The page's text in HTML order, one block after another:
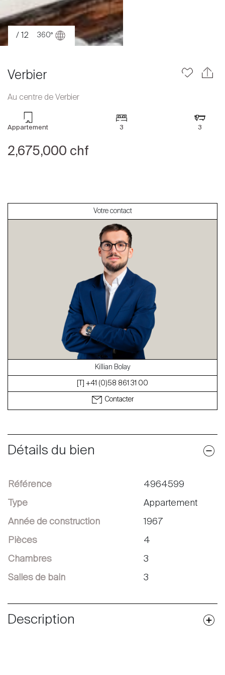
Louer
À propos
Nos experts
Contacter
Le blog
en fr
/ 12 360°
Verbier
Au centre de Verbier
Appartement 3 3
2,675,000 chf
Détails du bien
Référence 4964599
Type Appartement
Année de construction 1967
Pièces 4
Chambres 3
Salles de bain 3
Votre contact
Killian Bolay
[T] +41 (0)58 861 31 00
Contacter
Description